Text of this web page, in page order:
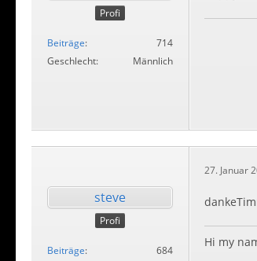
Profi
Beiträge
714
Geschlecht
Männlich
steve
Profi
Beiträge
684
27. Januar
Hi my